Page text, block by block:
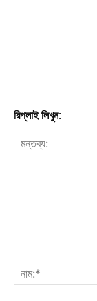
রিপ্লাই লিখুন: